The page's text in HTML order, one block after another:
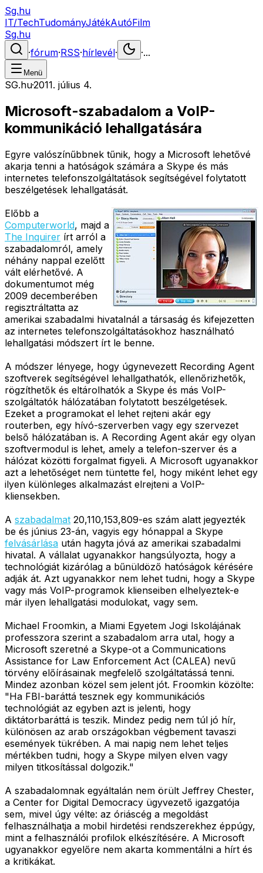
Sg.hu
IT/TechTudományJátékAutóFilm
Sg.hu
·fórum·RSS·hírlevél· ·...
Menü
SG.hu·2011. július 4.
Microsoft-szabadalom a VoIP-
kommunikáció lehallgatására
Egyre valószínűbbnek tűnik, hogy a Microsoft lehetővé
akarja tenni a hatóságok számára a Skype és más
internetes telefonszolgáltatások segítségével folytatott
beszélgetések lehallgatását.
Előbb a
Computerworld, majd a
The Inquirer írt arról a
szabadalomról, amely
néhány nappal ezelőtt
vált elérhetővé. A
dokumentumot még
2009 decemberében
regisztráltatta az
amerikai szabadalmi hivatalnál a társaság és kifejezetten
az internetes telefonszolgáltatásokhoz használható
lehallgatási módszert írt le benne.
A módszer lényege, hogy úgynevezett Recording Agent
szoftverek segítségével lehallgathatók, ellenőrizhetők,
rögzíthetők és eltárolhatók a Skype és más VoIP-
szolgáltatók hálózatában folytatott beszélgetések.
Ezeket a programokat el lehet rejteni akár egy
routerben, egy hívó-szerverben vagy egy szervezet
belső hálózatában is. A Recording Agent akár egy olyan
szoftvermodul is lehet, amely a telefon-szerver és a
hálózat közötti forgalmat figyeli. A Microsoft ugyanakkor
azt a lehetőséget nem tüntette fel, hogy miként lehet egy
ilyen különleges alkalmazást elrejteni a VoIP-
kliensekben.
A szabadalmat 20,110,153,809-es szám alatt jegyezték
be és június 23-án, vagyis egy hónappal a Skype
felvásárlása után hagyta jóvá az amerikai szabadalmi
hivatal. A vállalat ugyanakkor hangsúlyozta, hogy a
technológiát kizárólag a bűnüldöző hatóságok kérésére
adják át. Azt ugyanakkor nem lehet tudni, hogy a Skype
vagy más VoIP-programok klienseiben elhelyeztek-e
már ilyen lehallgatási modulokat, vagy sem.
Michael Froomkin, a Miami Egyetem Jogi Iskolájának
professzora szerint a szabadalom arra utal, hogy a
Microsoft szeretné a Skype-ot a Communications
Assistance for Law Enforcement Act (CALEA) nevű
törvény előírásainak megfelelő szolgáltatássá tenni.
Mindez azonban közel sem jelent jót. Froomkin közölte:
"Ha FBI-baráttá tesznek egy kommunikációs
technológiát az egyben azt is jelenti, hogy
diktátorbaráttá is teszik. Mindez pedig nem túl jó hír,
különösen az arab országokban végbement tavaszi
események tükrében. A mai napig nem lehet teljes
mértékben tudni, hogy a Skype milyen elven vagy
milyen titkosítással dolgozik."
A szabadalomnak egyáltalán nem örült Jeffrey Chester,
a Center for Digital Democracy ügyvezető igazgatója
sem, mivel úgy vélte: az óriáscég a megoldást
felhasználhatja a mobil hirdetési rendszerekhez éppúgy,
mint a felhasználói profilok elkészítésére. A Microsoft
ugyanakkor egyelőre nem akarta kommentálni a hírt és
a kritikákat.